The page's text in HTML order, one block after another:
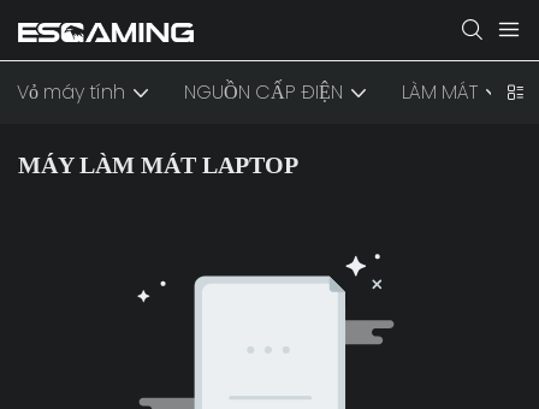
Vỏ máy tính NGUỒN CẤP ĐIỆN LÀM MÁT
MÁY LÀM MÁT LAPTOP